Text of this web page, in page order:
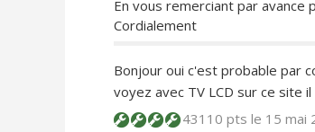
En vous remerciant par avance
Cordialement
Bonjour oui c'est probable par
voyez avec TV LCD sur ce site
43110 pts le 15 mai